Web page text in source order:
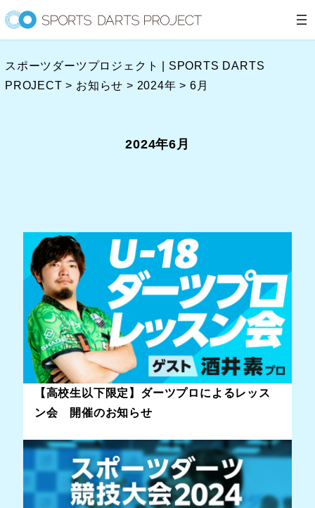
内
容
ス
キ
スポーツダーツプロジェクト | SPORTS DARTS
PROJECT > お知らせ > 2024年 >6月
2024年6月
【高校生以下限定】ダーツプロによるレッス
ン会 開催のお知らせ